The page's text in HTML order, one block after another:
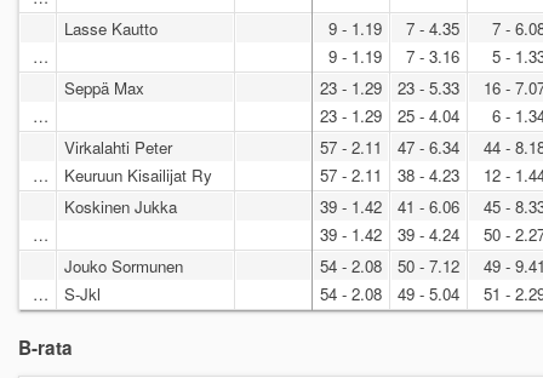
…
Lasse Kautto
9 - 1.19
9 - 1.19
7 - 4.35
7 - 3.16
7 -
5 -
…
Seppä Max
23 - 1.29
23 - 1.29
23 - 5.33
25 - 4.04
16 -
6 -
…
Virkalahti Peter
Keuruun Kisailijat Ry
57 - 2.11
57 - 2.11
47 - 6.34
38 - 4.23
44 -
12 -
…
Koskinen Jukka
39 - 1.42
39 - 1.42
41 - 6.06
39 - 4.24
45 -
50 -
…
Jouko Sormunen
S-Jkl
54 - 2.08
54 - 2.08
50 - 7.12
49 - 5.04
49 -
51 -
B-rata